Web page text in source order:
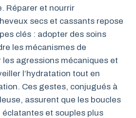
Réparer et nourrir
secs et cassants repose
clés : adopter des soins
les mécanismes de
agressions mécaniques et
l’hydratation tout en
Ces gestes, conjugués à
assurent que les boucles
et souples plus